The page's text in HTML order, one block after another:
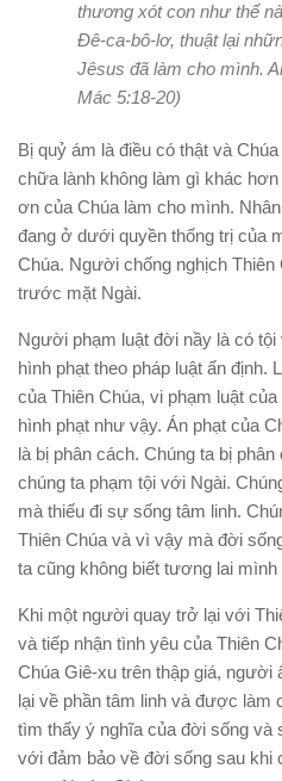
thương xót con như thế
Đê-ca-bô-lơ, thuật lại
Jêsus đã làm cho mình.
Mác 5:18-20)
Bị quỷ ám là điều có thật và
chữa lành không làm gì khác
ơn của Chúa làm cho mình.
đang ở dưới quyền thống trị của
Chúa. Người chống nghịch Thiên
trước mặt Ngài.
Người phạm luật đời nầy là có
hình phạt theo pháp luật ấn định.
của Thiên Chúa, vi phạm luật
hình phạt như vậy. Án phạt của
là bị phân cách. Chúng ta bị
chúng ta phạm tội với Ngài.
mà thiếu đi sự sống tâm linh.
Thiên Chúa và vì vậy mà đời
ta cũng không biết tương lai mình
Khi một người quay trở lại với
và tiếp nhận tình yêu của Thiên
Chúa Giê-xu trên thập giá,
lại về phần tâm linh và được làm
tìm thấy ý nghĩa của đời sống và
với đảm bảo về đời sống sau khi